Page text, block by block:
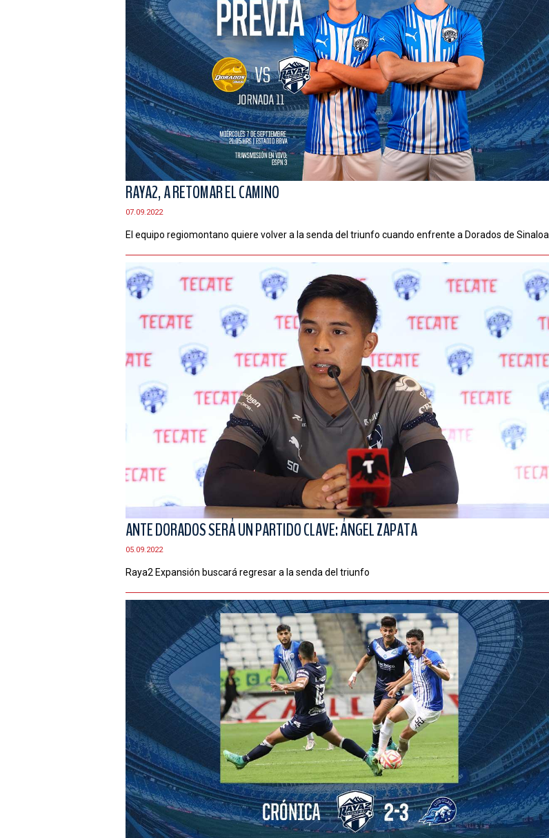
RAYA2, A RETOMAR EL CAMINO
07.09.2022
El equipo regiomontano quiere volver a la senda del triunfo cuando enfrente a Dorados de Sinaloa
ANTE DORADOS SERÁ UN PARTIDO CLAVE: ÁNGEL ZAPATA
05.09.2022
Raya2 Expansión buscará regresar a la senda del triunfo